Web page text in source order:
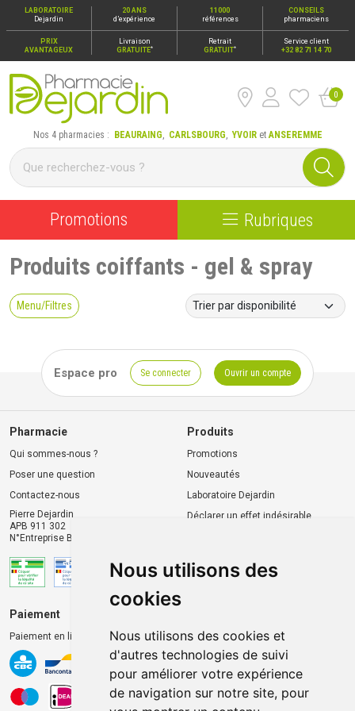
Nous utilisons des
cookies
Nous utilisons des cookies et
d'autres technologies de suivi
pour améliorer votre expérience
de navigation sur notre site, pour
LABORATOIRE
Dejardin
20 ANS
d’expérience
11000
références
CONSEILS
pharmaciens
PRIX
AVANTAGEUX
Livraison
GRATUITE*
Retrait
GRATUIT*
Service client
+32 82 71 14 70
Pharmacie Dejardin Nos 4 pharmacies : Beauraing,
0
Nos 4 pharmacies : BEAURAING, CARLSBOURG,YVOIRetANSEREMME
Promotions Rubriques
Produits coiffants - gel & spray
Menu/Filtres
Espace pro Se connecter Ouvrir un compte
Pharmacie
Qui sommes-nous ?
Poser une question
Contactez-nous
Pierre Dejardin
APB 911 302
N°Entreprise BE0446.901.764
Produits
Promotions
Nouveautés
Laboratoire Dejardin
Déclarer un effet indésirable
Paiement
Paiement en ligne 100% sécurisé
Livraison chez vous
Livraison dans un Point
d’enlèvement
Retrait dans la pharmacie